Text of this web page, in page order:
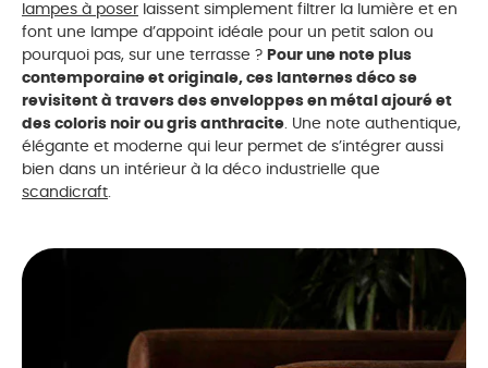
lampes à poser laissent simplement filtrer la lumière et en
font une lampe d’appoint idéale pour un petit salon ou
pourquoi pas, sur une terrasse ? Pour une note plus
contemporaine et originale, ces lanternes déco se
revisitent à travers des enveloppes en métal ajouré et
des coloris noir ou gris anthracite. Une note authentique,
élégante et moderne qui leur permet de s’intégrer aussi
bien dans un intérieur à la déco industrielle que
scandicraft.